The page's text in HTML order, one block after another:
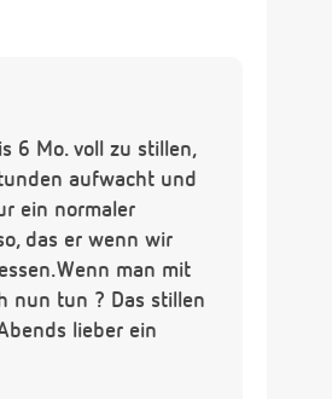
6 Mo. voll zu stillen,
aufwacht und
ein normaler
das er wenn wir
man mit
nun tun ? Das stillen
lieber ein